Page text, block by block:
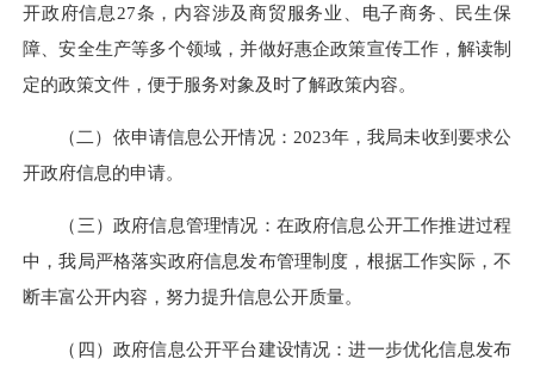
开政府信息27条，内容涉及商贸服务业、电子商务、民生保
障、安全生产等多个领域，并做好惠企政策宣传工作，解读制
定的政策文件，便于服务对象及时了解政策内容。
（二）依申请信息公开情况：2023年，我局未收到要求公
开政府信息的申请。
（三）政府信息管理情况：在政府信息公开工作推进过程
中，我局严格落实政府信息发布管理制度，根据工作实际，不
断丰富公开内容，努力提升信息公开质量。
（四）政府信息公开平台建设情况：进一步优化信息发布